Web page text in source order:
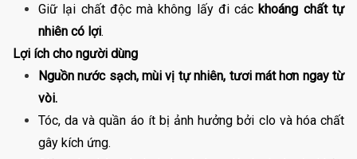
Giữ lại chất độc mà không lấy đi cáckhoáng chất tự
nhiên có lợi.
Lợi ích cho người dùng
Nguồn nước sạch, mùi vị tự nhiên, tươi mát hơn ngay từ
vòi.
Tóc, da và quần áo ít bị ảnh hưởng bởi clo và hóa chất
gây kích ứng.